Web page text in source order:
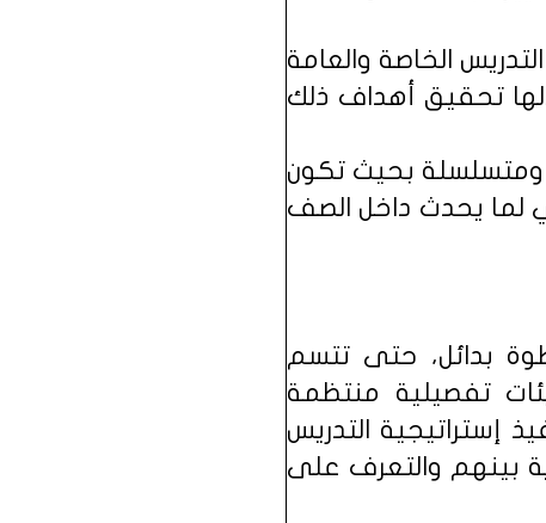
الخاصة والعامة
تحقيق أهداف ذلك
ومتسلسلة بحيث تكون
لما يحدث داخل الصف
بدائل، حتى تتسم
تفصيلية منتظمة
إستراتيجية التدريس
بينهم والتعرف على